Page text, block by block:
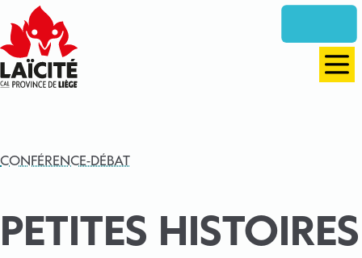
directement
vers
le
contenu
CONFÉRENCE-DÉBAT
PETITES HISTOIRES